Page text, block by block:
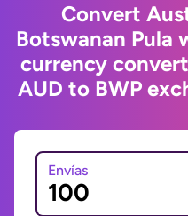
Convert
Botswanan Pula
currency
AUD to BWP
Envías